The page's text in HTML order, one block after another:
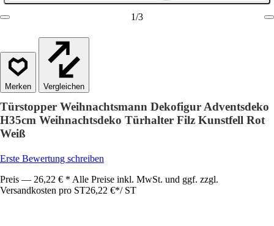
1/3
Vergleichen
Türstopper Weihnachtsmann Dekofigur Adventsdeko
H35cm Weihnachtsdeko Türhalter Filz Kunstfell Rot
Weiß
Erste Bewertung schreiben
Preis — 26,22 € * Alle Preise inkl. MwSt. und ggf. zzgl.
Versandkosten pro ST26,22 €*/ ST